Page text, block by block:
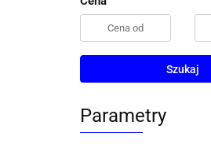
Szukaj
Parametry